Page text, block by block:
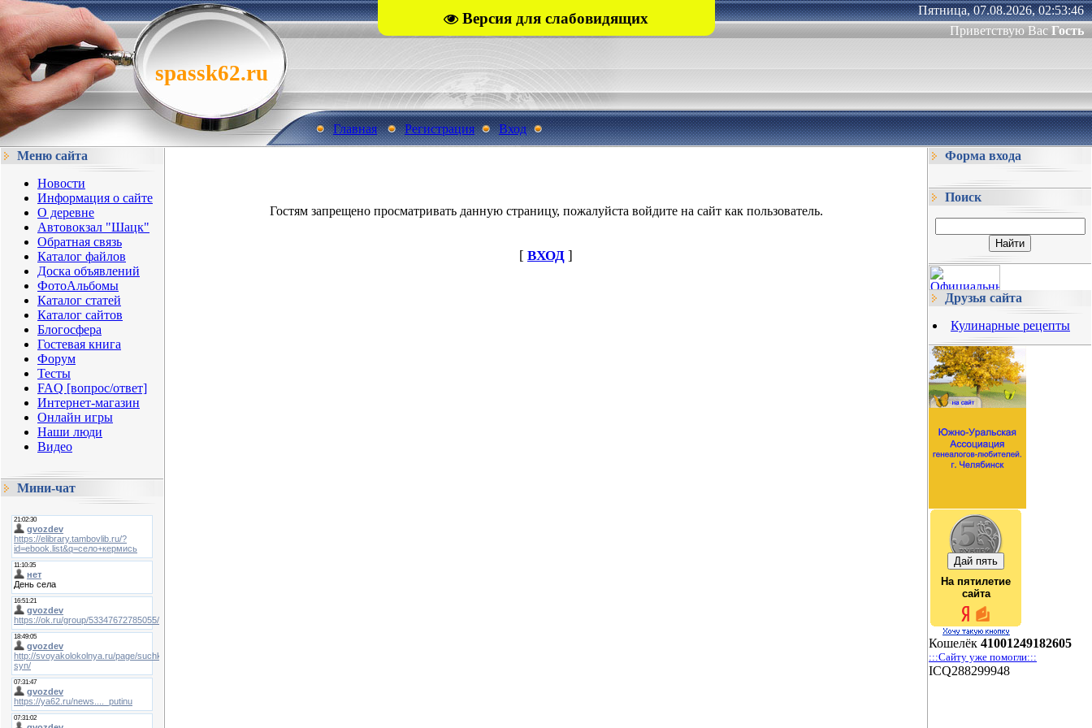
Версия для слабовидящих
spassk62.ru
Пятница, 07.08.2026, 02:53:46
Приветствую Вас Гость
Главная Регистрация
Вход
Меню сайта
Новости
Информация о сайте
О деревне
Автовокзал "Шацк"
Обратная связь
Каталог файлов
Доска объявлений
ФотоАльбомы
Каталог статей
Каталог сайтов
Блогосфера
Гостевая книга
Форум
Тесты
FAQ [вопрос/ответ]
Интернет-магазин
Онлайн игры
Наши люди
Видео
Мини-чат
Гостям запрещено просматривать данную страницу, пожалуйста войдите на сайт как пользователь.
[ ВХОД ]
Форма входа
Поиск
Друзья сайта
Кулинарные рецепты
На пятилетие
сайта
Кошелёк 41001249182605
:::Сайту уже помогли:::
ICQ288299948